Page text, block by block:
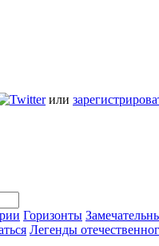
или
Горизонты
Легенды